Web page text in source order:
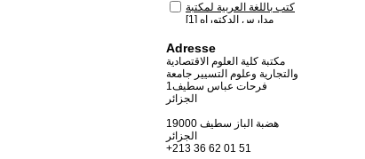
كتب باللغة العربية لمكتبة
مدارس الدكتوراه [1]
Adresse
مكتبة كلية العلوم الاقتصادية
والتجارية وعلوم التسيير جامعة
فرحات عباس سطيف1
الجزائر
19000 هضبة الباز سطيف
+213 36 62 01 51